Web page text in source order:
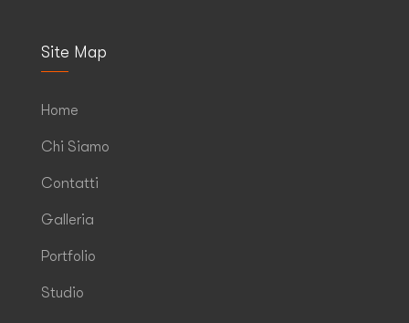
Site Map
Home
Chi Siamo
Contatti
Galleria
Portfolio
Studio